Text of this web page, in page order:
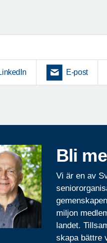
E-post
Bli
Vi är en av
miljon
landet.
skapa bättre